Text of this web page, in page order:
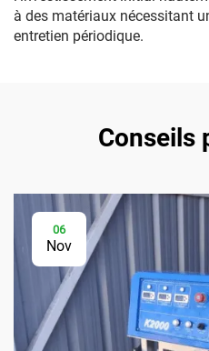
à des matériaux nécessitant
entretien périodique.
Conseils
06
Nov